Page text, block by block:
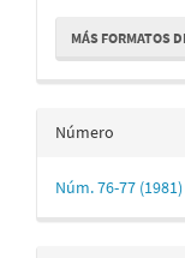
MÁS FORMATOS
Número
Núm. 76-77 (1981)